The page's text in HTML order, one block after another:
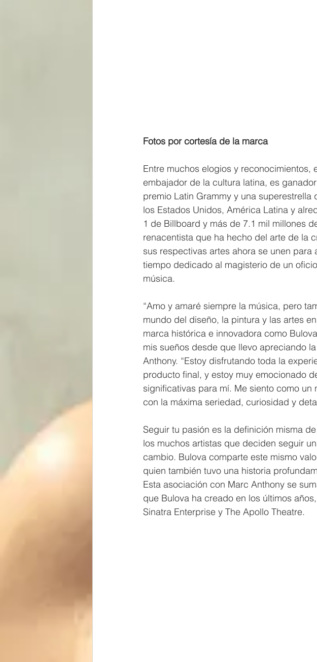
Fotos por cortesía de la marca
Entre muchos elogios y
embajador de la cultura latina, es
premio Latin Grammy y una
los Estados Unidos, América Latina y
1 de Billboard y más de 7.1 mil millones
renacentista que ha hecho del arte de la
sus respectivas artes ahora se unen
tiempo dedicado al magisterio de un
música.
“Amo y amaré siempre la música, pero
mundo del diseño, la pintura y las artes
marca histórica e innovadora como
mis sueños desde que llevo apreciando
Anthony. “Estoy disfrutando toda la
producto final, y estoy muy emocionado
significativas para mí. Me siento como
con la máxima seriedad, curiosidad y
Seguir tu pasión es la definición misma
los muchos artistas que deciden seguir
cambio. Bulova comparte este mismo
quien también tuvo una historia
Esta asociación con Marc Anthony se
que Bulova ha creado en los últimos
Sinatra Enterprise y The Apollo Theatre.